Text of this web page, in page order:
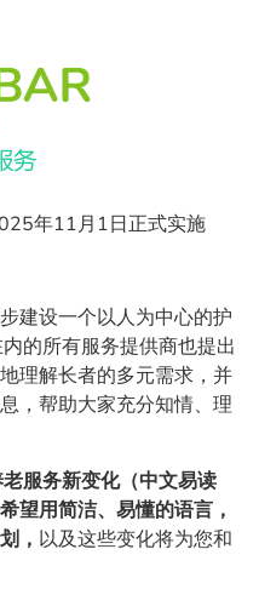
年11月1日正式实施
建设一个以人为中心的护
的所有服务提供商也提出
理解长者的多元需求，并
，帮助大家充分知情、理
服务新变化（中文易读
希望用简洁、易懂的语言，
， 以及这些变化将为您和